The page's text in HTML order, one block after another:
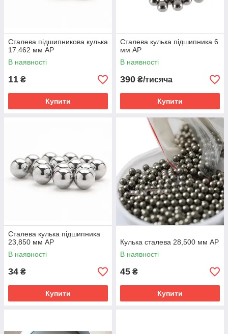
Сталева підшипникова кулька
17.462 мм AP
В наявності
11 ₴
Купити
Сталева кулька підшипника 6
мм AP
В наявності
390 ₴/тисяча
Купити
Сталева кулька підшипника
23,850 мм AP
В наявності
34 ₴
Купити
Кулька сталева 28,500 мм AP
В наявності
45 ₴
Купити